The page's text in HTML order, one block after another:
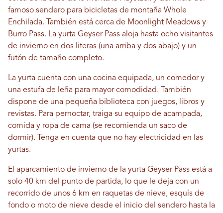
famoso sendero para bicicletas de montaña Whole
Enchilada. También está cerca de Moonlight Meadows y
Burro Pass. La yurta Geyser Pass aloja hasta ocho visitantes
de invierno en dos literas (una arriba y dos abajo) y un
futón de tamaño completo.
La yurta cuenta con una cocina equipada, un comedor y
una estufa de leña para mayor comodidad. También
dispone de una pequeña biblioteca con juegos, libros y
revistas. Para pernoctar, traiga su equipo de acampada,
comida y ropa de cama (se recomienda un saco de
dormir). Tenga en cuenta que no hay electricidad en las
yurtas.
El aparcamiento de invierno de la yurta Geyser Pass está a
solo 40 km del punto de partida, lo que le deja con un
recorrido de unos 6 km en raquetas de nieve, esquís de
fondo o moto de nieve desde el inicio del sendero hasta la